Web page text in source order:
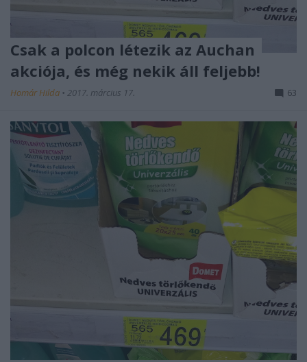
Csak a polcon létezik az Auchan
akciója, és még nekik áll feljebb!
Homár Hilda • 2017. március 17. 63